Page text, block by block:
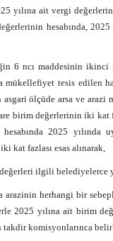
yılına ait vergi
hesabında,
6 ncı maddesinin ikinci
mükellefiyet tesis edilen
ölçüde arsa ve arazi
birim değerlerinin iki kat
hesabında 2025 yılında
kat fazlası esas alınarak,
ilgili belediyelerce
arazinin herhangi bir
2025 yılına ait birim
komisyonlarınca